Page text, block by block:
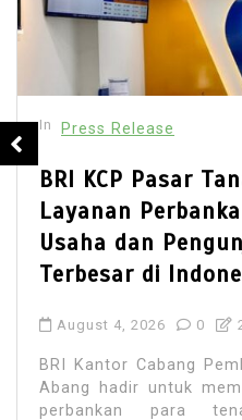
In Press Release
BRI KCP Pasar
Layanan
Usaha dan
Terbesar di
August 4, 2026 0
BRI Kantor Cabang
Abang hadir untuk
perbankan para